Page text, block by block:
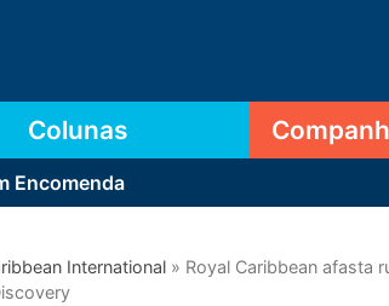
Encomenda
Colunas
International » Royal Caribbean afasta